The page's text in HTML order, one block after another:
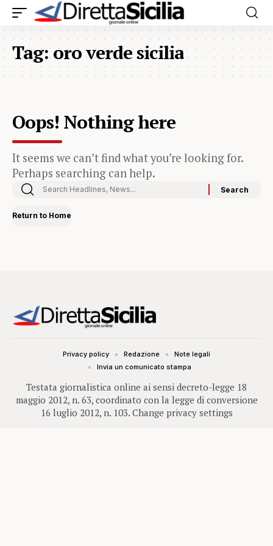
Tag:oro verde sicilia
Oops! Nothing here
It seems we can’t find what you’re looking for.
Perhaps searching can help.
Return to Home
Testata giornalistica online ai sensi decreto-legge 18
maggio 2012, n. 63, coordinato con la legge di conversione
16 luglio 2012, n. 103. Change privacy settings
Privacy policy Redazione
Note legali
Invia un comunicato stampa